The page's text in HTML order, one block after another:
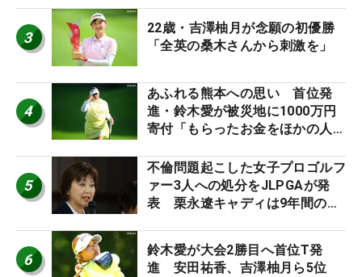
3
22歳・吉澤柚月が念願の初優勝
「全英の桑木さんから刺激を」
4
あふれる熊本への思い 首位発
進・鈴木愛が被災地に1000万円
寄付「もらったお金をほかの人
5
不倫問題起こした女子プロゴルフ
ァー3人への処分をJLPGAが発
表 栗永遼キャディは9年間の立
6
鈴木愛が大会2勝目へ首位T発
進 安田祐香、吉澤柚月ら5位